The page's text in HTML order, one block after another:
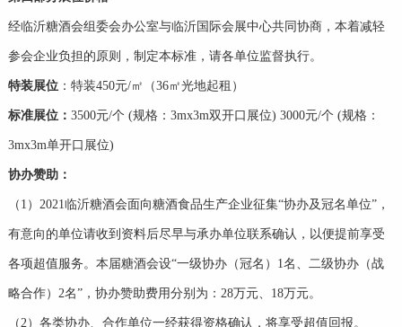
经临沂糖酒会组委会办公室与临沂国际会展中心共同协商，本着减轻
参会企业负担的原则，制定本标准，请各单位监督执行。
特装展位：特装450元/㎡（36㎡光地起租）
标准展位： 3500元/个 (规格：3mx3m双开口展位) 3000元/个 (规格：
3mx3m单开口展位)
协办赞助：
（1）2021临沂糖酒会面向糖酒食品生产企业征集“协办及冠名单位”，
有意向的单位请收到资料后尽早与承办单位联系确认，以便提前享受
各项超值服务。本届糖酒会设“一级协办（冠名）1名、二级协办（战
略合作）2名”，协办赞助费用分别为：28万元、18万元。
（2）各类协办、合作单位一经获得资格确认，将享受超值回报。